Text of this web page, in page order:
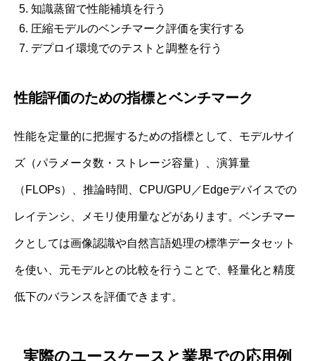
知識蒸留で性能補填を行う
圧縮モデルのベンチマーク評価を実行する
デプロイ環境でのテストと調整を行う
性能評価のための指標とベンチマーク
性能を定量的に把握するための指標として、モデルサイ
ズ（パラメータ数・ストレージ容量）、演算量
（FLOPs）、推論時間、CPU/GPU／Edgeデバイスでの
レイテンシ、メモリ使用量などがあります。ベンチマー
クとしては画像認識や自然言語処理の標準データセット
を使い、元モデルとの比較を行うことで、軽量化と精度
低下のバランスを評価できます。
実際のユースケースと業界での応用例